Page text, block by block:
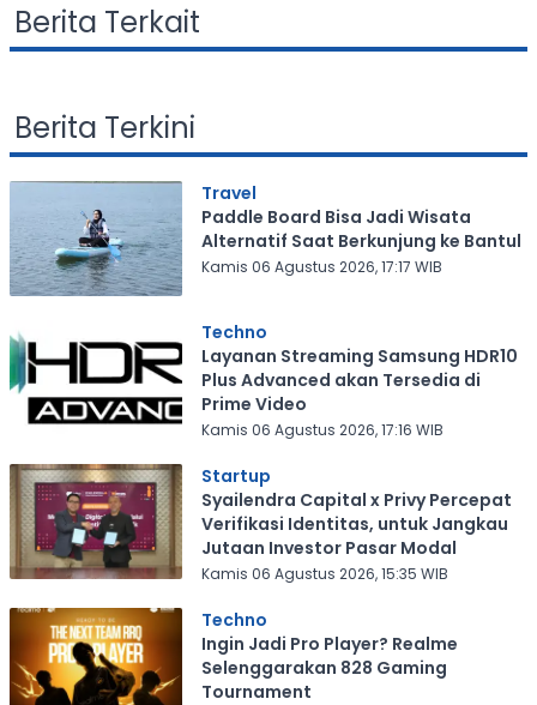
Berita Terkait
Berita Terkini
Travel
Paddle Board Bisa Jadi Wisata
Alternatif Saat Berkunjung ke Bantul
Kamis 06 Agustus 2026, 17:17 WIB
Techno
Layanan Streaming Samsung HDR10
Plus Advanced akan Tersedia di
Prime Video
Kamis 06 Agustus 2026, 17:16 WIB
Startup
Syailendra Capital x Privy Percepat
Verifikasi Identitas, untuk Jangkau
Jutaan Investor Pasar Modal
Kamis 06 Agustus 2026, 15:35 WIB
Techno
Ingin Jadi Pro Player? Realme
Selenggarakan 828 Gaming
Tournament